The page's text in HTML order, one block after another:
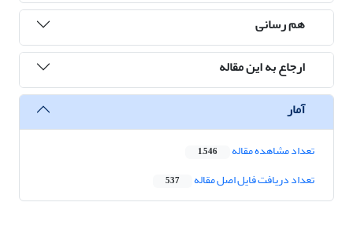
هم رسانی
ارجاع به این مقاله
آمار
تعداد مشاهده مقاله 1,546
تعداد دریافت فایل اصل مقاله 537